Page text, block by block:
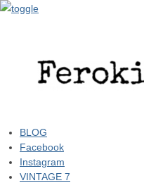
BLOG
Facebook
Instagram
VINTAGE 7